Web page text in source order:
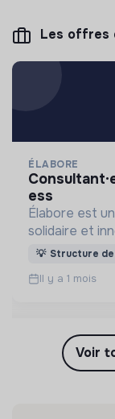
Les offres
ÉLABORE
consultant·e fonctionnel - clients 100%
ess
Élabore est
solidaire et
d’œuvrer
💡 Structure de
Il y a 1 mois
Voir